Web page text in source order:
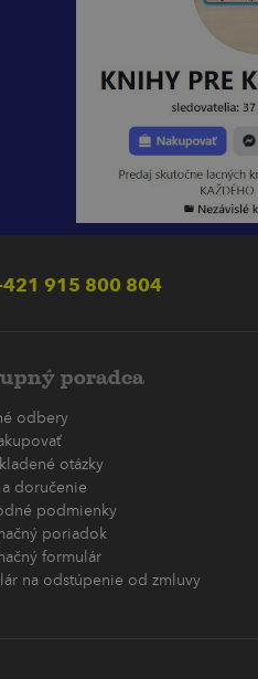
915 800 804
poradca
odbery
otázky
a doručenie
podmienky
poriadok
formulár
na odstúpenie od zmluvy